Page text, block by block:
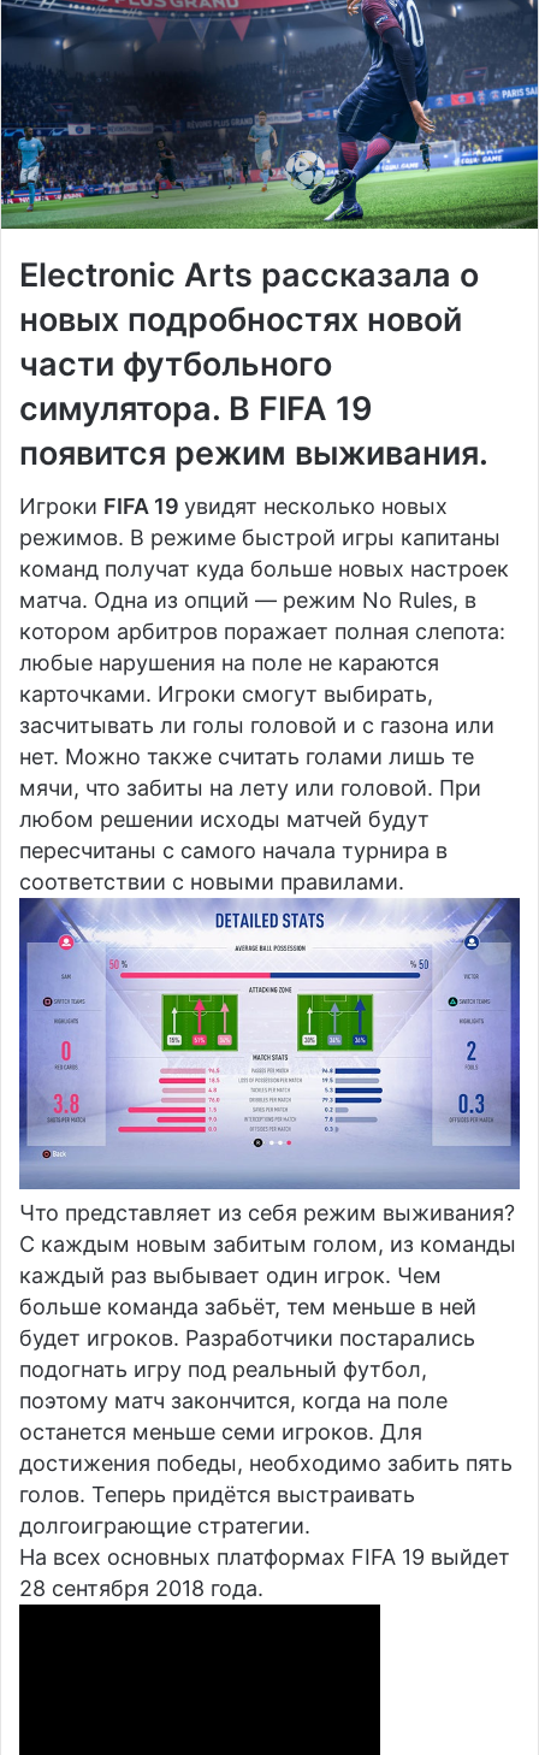
Electronic Arts рассказала о
новых подробностях новой
части футбольного
симулятора. В FIFA 19
появится режим выживания.
Игроки FIFA 19 увидят несколько новых
режимов. В режиме быстрой игры капитаны
команд получат куда больше новых настроек
матча. Одна из опций — режим No Rules, в
котором арбитров поражает полная слепота:
любые нарушения на поле не караются
карточками. Игроки смогут выбирать,
засчитывать ли голы головой и с газона или
нет. Можно также считать голами лишь те
мячи, что забиты на лету или головой. При
любом решении исходы матчей будут
пересчитаны с самого начала турнира в
соответствии с новыми правилами.
Что представляет из себя режим выживания?
С каждым новым забитым голом, из команды
каждый раз выбывает один игрок. Чем
больше команда забьёт, тем меньше в ней
будет игроков. Разработчики постарались
подогнать игру под реальный футбол,
поэтому матч закончится, когда на поле
останется меньше семи игроков. Для
достижения победы, необходимо забить пять
голов. Теперь придётся выстраивать
долгоиграющие стратегии.
На всех основных платформах FIFA 19 выйдет
28 сентября 2018 года.